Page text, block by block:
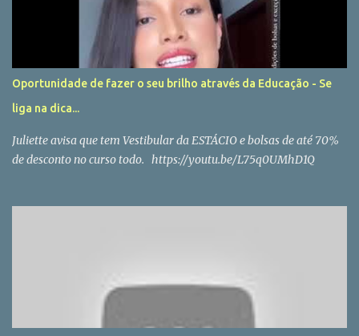
Oportunidade de fazer o seu brilho através da Educação - Se
liga na dica...
Juliette avisa que tem Vestibular da ESTÁCIO e bolsas de até 70%
de desconto no curso todo. https://youtu.be/L75q0UMhD1Q